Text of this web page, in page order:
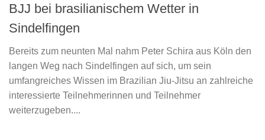
BJJ bei brasilianischem Wetter in
Sindelfingen
Bereits zum neunten Mal nahm Peter Schira aus Köln den
langen Weg nach Sindelfingen auf sich, um sein
umfangreiches Wissen im Brazilian Jiu-Jitsu an zahlreiche
interessierte Teilnehmerinnen und Teilnehmer
weiterzugeben....